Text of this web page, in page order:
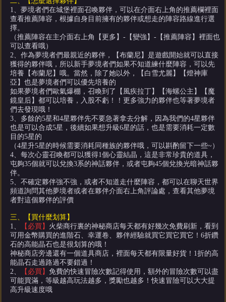
1、夢境者們在城堡裡面召喚夥伴，可以在介面右上角的推薦欄裡面
查看推薦陣容，根據自身目前擁有的夥伴或想走的陣容路線進行選
擇。
（推薦陣容在主介面右上角【更多】-【變強】-【推薦陣容】裡面也
可以查看哦）
2、作為夢境者們最親近的夥伴，【布蘭尼】是遊戲開始就可以直接
獲得的夥伴哦，所以新手夢境者們如果不知道練什麼陣容，可以先
培養【布蘭尼】哦。當然，除了她以外，【白雪尤麗】【燈神庫
亞】也是夢境者們可以優先培養的
如果夢境者們歐氣爆棚，召喚到了【風疾拉丁】【海螺公主】【魔
鏡皇后】都可以培養，入股不虧！！更多強力的夥伴也等著夢境者
們去發現哦！
3、多餘的5星和4星夥伴先不要急著拿去分解，因為我們的4星夥伴
也是可以合成5星，後續如果想升級6星的話，也是需要消耗一定數
目的5星的
（4星升5星的時候需要消耗同種族的夥伴哦，可以斟酌留下一些~）
4、每次心靈召喚都可以獲得1個心靈結晶，這是非常珍貴的道具，
屯夠35個就可以兌換3系的神話夥伴，或者屯夠45個兌換光暗神話夥
伴。
5、不確定夥伴強不強，或者不知道走什麼陣容，都可以在聊天世界
頻道詢問其他夢境者或者在夥伴介面右上角評論處，查看其他夢境
者對這個夥伴的評價
三、【買什麼划算】
1、
【必買】 火柴商行裏的神秘商店每天都有好幾次免費刷新，看到
可用金幣購買的進階石、幸運卷、夥伴經驗就買它買它買它！6折鑽
石的高能晶石也是很划算的哦！
神秘商店旁邊還有一個道具商店，裡面每天都有限量好貨！1折的高
能晶石走過路過不要錯過！
2、
【必買】免費的快速冒險次數記得使用，額外的冒險次數可以盡
可能買滿，等級越高玩法越多，獎勵也越多！快速冒險可以大大提
高升級速度哦